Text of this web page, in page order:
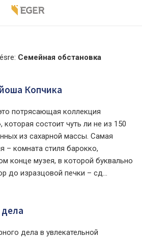
Семейная обстановка
Копчика
потрясающая коллекция
которая состоит чуть ли не из 150
из сахарной массы. Самая
– комната стиля барокко,
конце музея, в которой буквально
до изразцовой печки – сд...
дела в увлекательной